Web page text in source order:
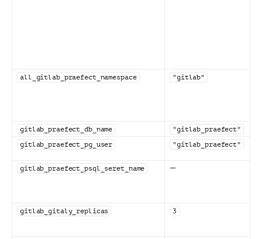
all_gitlab_praefect_namespace "gitlab"
gitlab_praefect_db_name
"gitlab_praefect"
gitlab_praefect_pg_user
"gitlab_praefect"
gitlab_praefect_psql_seret_name —
gitlab_gitaly_replicas 3